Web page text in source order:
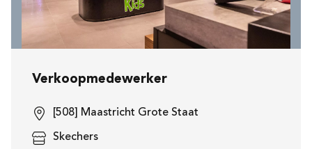
Verkoopmedewerker
[508] Maastricht Grote Staat
Skechers